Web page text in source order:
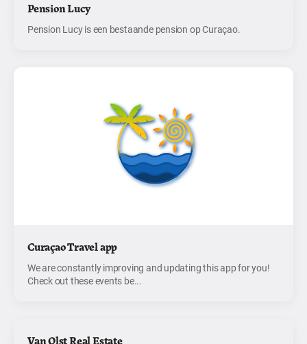
Pension Lucy
Pension Lucy is een bestaande pension op Curaçao.
Curaçao Travel app
We are constantly improving and updating this app for you!
Check out these events be...
Van Olst Real Estate